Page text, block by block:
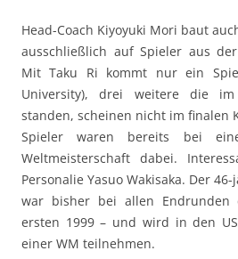
Head-Coach Kiyoyuki Mori baut
ausschließlich auf Spieler aus
Mit Taku Ri kommt nur ein
University), drei weitere die im
standen, scheinen nicht im finalen
Spieler waren bereits bei
Weltmeisterschaft dabei.
Personalie Yasuo Wakisaka. Der
war bisher bei allen
ersten 1999 – und wird in den
einer WM teilnehmen.